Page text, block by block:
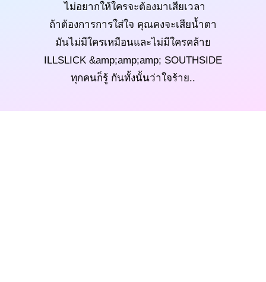
ไม่อยากให้ใครจะต้องมาเสียเวลา
ถ้าต้องการการใส่ใจ คุณคงจะเสียน้ำตา
มันไม่มีใครเหมือนและไม่มีใครคล้าย
ILLSLICK &amp;amp;amp; SOUTHSIDE
ทุกคนก็รู้ กันทั้งนั้นว่าใจร้าย..